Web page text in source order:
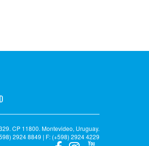
CP 11800. Montevideo, Uruguay.
2924 8849 | F: (+598) 2924 4229